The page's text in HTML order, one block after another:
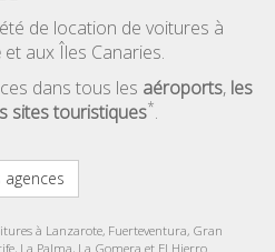
de location de voitures à
et aux Îles Canaries.
dans tous les aéroports, les
sites touristiques*.
à Lanzarote, Fuerteventura, Gran
La Palma, La Gomera et El Hierro